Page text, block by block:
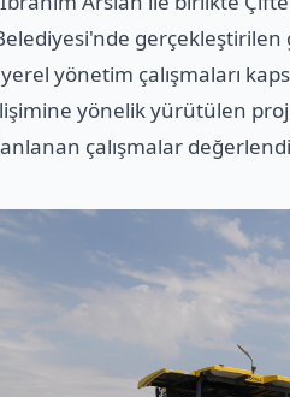
yönetim çalışmaları
yönelik yürütülen
çalışmalar